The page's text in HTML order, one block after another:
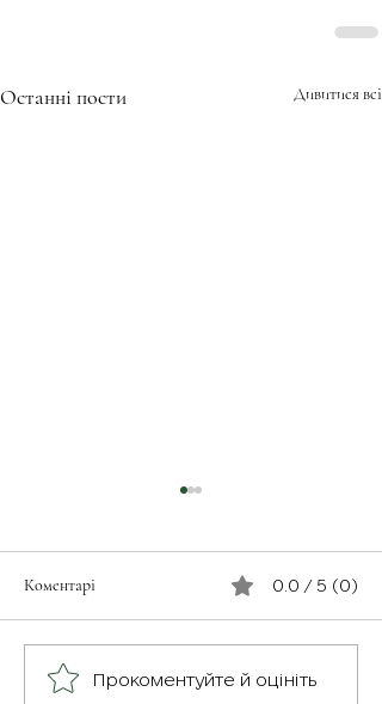
Останні пости Дивитися всі
Герої серед нас: медик
Коментарі 0.0 / 5 (0)
Прокоментуйте й оцініть